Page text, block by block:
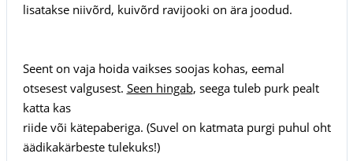
lisatakse niivõrd, kuivõrd ravijooki on ära joodud.
Seent on vaja hoida vaikses soojas kohas, eemal
otsesest valgusest. Seen hingab, seega tuleb purk pealt
katta kas
riide või kätepaberiga. (Suvel on katmata purgi puhul oht
äädikakärbeste tulekuks!)